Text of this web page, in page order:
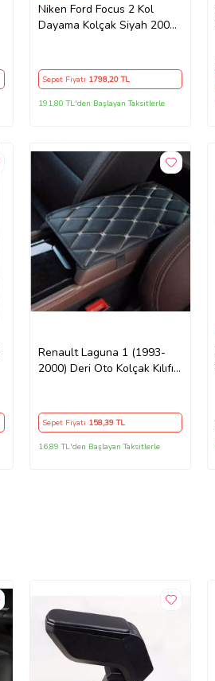
Niken Ford Focus 2 Kol
Dayama Kolçak Siyah 2006-
Sepet Fiyatı 1798,20 TL
191,80 TL'den Başlayan Taksitlerle
Renault Laguna 1 (1993-
2000) Deri Oto Kolçak Kılıfı
Sepet Fiyatı 158,39 TL
16,89 TL'den Başlayan Taksitlerle